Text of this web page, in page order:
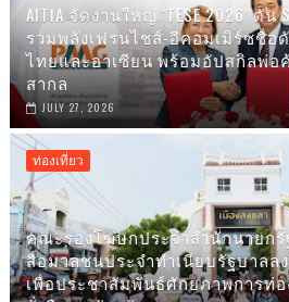
AITIA จัดงานใหญ่ ‘TESE 2026’ ดั
รวมพลังเฟรนไชส์-อีคอมเมิร์ซชื่อ
ไทยและอาเซียน พร้อมอัปสกิลพ่อ
สากล
JULY 27, 2026
ท่องเที่ยว
คณะรองโฆษกประจำสำนักนายก
สื่อมวลชนประจำทำเนียบรัฐบาลล
เพื่อประชาสัมพันธ์ศักยภาพการท่